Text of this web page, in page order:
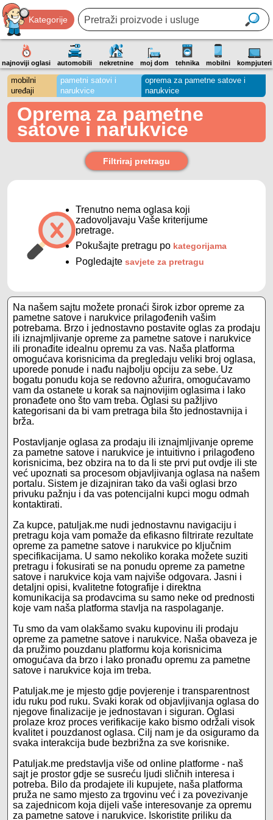
Kategorije
najnoviji oglasi automobili nekretnine moj dom tehnika mobilni kompjuteri
mobilni
uređaji
pametni satovi i
narukvice
oprema za pametne satove i
narukvice
Oprema za pametne
satove i narukvice
Filtriraj pretragu
Trenutno nema oglasa koji
zadovoljavaju Vaše kriterijume
pretrage.
Pokušajte pretragu po kategorijama
Pogledajte savjete za pretragu
Na našem sajtu možete pronaći širok izbor opreme za
pametne satove i narukvice prilagođenih vašim
potrebama. Brzo i jednostavno postavite oglas za prodaju
ili iznajmljivanje opreme za pametne satove i narukvice
ili pronađite idealnu opremu za vas. Naša platforma
omogućava korisnicima da pregledaju veliki broj oglasa,
uporede ponude i nađu najbolju opciju za sebe. Uz
bogatu ponudu koja se redovno ažurira, omogućavamo
vam da ostanete u korak sa najnovijim oglasima i lako
pronađete ono što vam treba. Oglasi su pažljivo
kategorisani da bi vam pretraga bila što jednostavnija i
brža.
Postavljanje oglasa za prodaju ili iznajmljivanje opreme
za pametne satove i narukvice je intuitivno i prilagođeno
korisnicima, bez obzira na to da li ste prvi put ovdje ili ste
već upoznati sa procesom objavljivanja oglasa na našem
portalu. Sistem je dizajniran tako da vaši oglasi brzo
privuku pažnju i da vas potencijalni kupci mogu odmah
kontaktirati.
Za kupce, patuljak.me nudi jednostavnu navigaciju i
pretragu koja vam pomaže da efikasno filtrirate rezultate
opreme za pametne satove i narukvice po ključnim
specifikacijama. U samo nekoliko koraka možete suziti
pretragu i fokusirati se na ponudu opreme za pametne
satove i narukvice koja vam najviše odgovara. Jasni i
detaljni opisi, kvalitetne fotografije i direktna
komunikacija sa prodavcima su samo neke od prednosti
koje vam naša platforma stavlja na raspolaganje.
Tu smo da vam olakšamo svaku kupovinu ili prodaju
opreme za pametne satove i narukvice. Naša obaveza je
da pružimo pouzdanu platformu koja korisnicima
omogućava da brzo i lako pronađu opremu za pametne
satove i narukvice koja im treba.
Patuljak.me je mjesto gdje povjerenje i transparentnost
idu ruku pod ruku. Svaki korak od objavljivanja oglasa do
njegove finalizacije je jednostavan i siguran. Oglasi
prolaze kroz proces verifikacije kako bismo održali visok
kvalitet i pouzdanost oglasa. Cilj nam je da osiguramo da
svaka interakcija bude bezbrižna za sve korisnike.
Patuljak.me predstavlja više od online platforme - naš
sajt je prostor gdje se susreću ljudi sličnih interesa i
potreba. Bilo da prodajete ili kupujete, naša platforma
pruža ne samo mjesto za trgovinu već i za povezivanje
sa zajednicom koja dijeli vaše interesovanje za opremu
za pametne satove i narukvice. Iskoristite priliku da